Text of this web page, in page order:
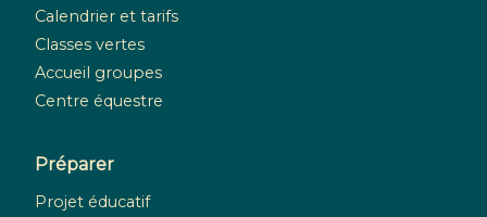
Calendrier et tarifs
Classes vertes
Accueil groupes
Centre équestre
Préparer
Projet éducatif